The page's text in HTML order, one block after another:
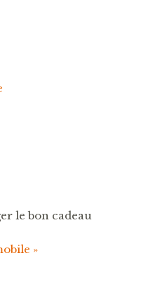
le bon cadeau
»